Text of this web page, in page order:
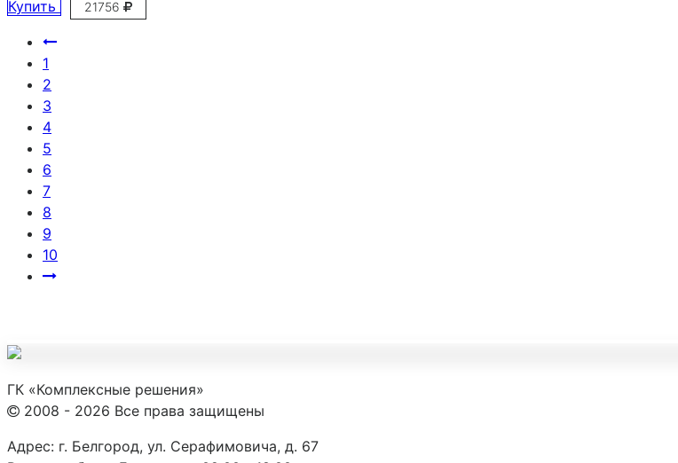
Купить 21756
1
2
3
4
5
6
7
8
9
10
ГК «Комплексные решения»
2008 - 2026 Все права защищены
Адрес: г. Белгород, ул. Серафимовича, д. 67